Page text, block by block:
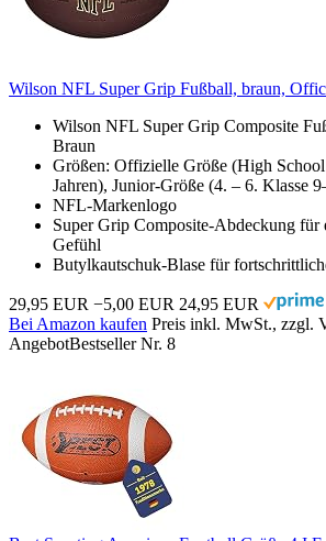
Wilson NFL Super Grip Fußball, braun,
Wilson NFL Super Grip Composite
Braun
Größen: Offizielle Größe (High
Jahren), Junior-Größe (4. – 6. Klasse
NFL-Markenlogo
Super Grip Composite-Abdeckung für
Gefühl
Butylkautschuk-Blase für
29,95 EUR −5,00 EUR 24,95 EUR
Bei Amazon kaufen Preis inkl. MwSt., zzgl.
AngebotBestseller Nr. 8